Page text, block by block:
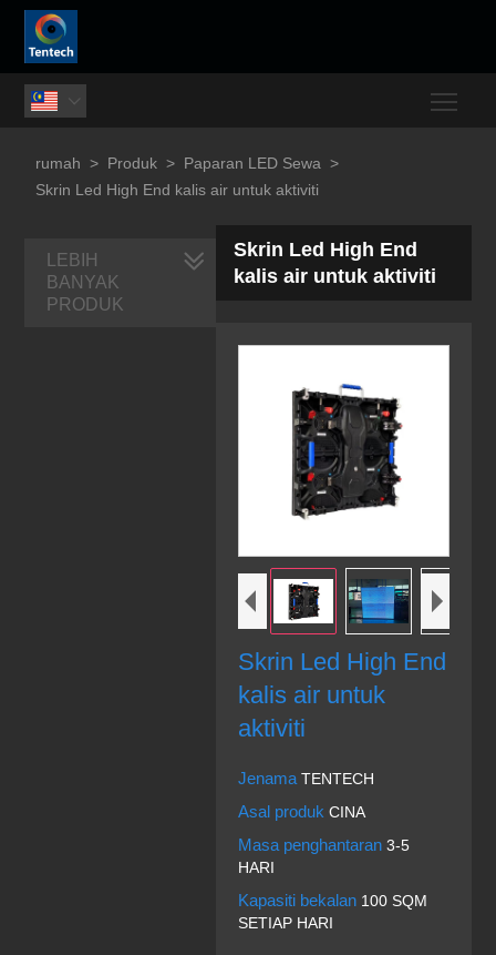

rumah > Produk > Paparan LED Sewa >
Skrin Led High End kalis air untuk aktiviti
Skrin Led High End
kalis air untuk aktiviti
Skrin Led High End
kalis air untuk
aktiviti
Jenama TENTECH
Asal produk CINA
Masa penghantaran 3-5
HARI
Kapasiti bekalan 100 SQM
SETIAP HARI
LEBIH
BANYAK
PRODUK